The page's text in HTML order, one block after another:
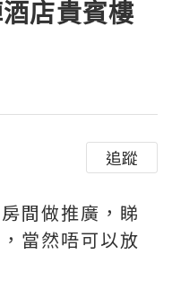
店貴賓樓
追蹤
間做推廣，睇
當然唔可以放